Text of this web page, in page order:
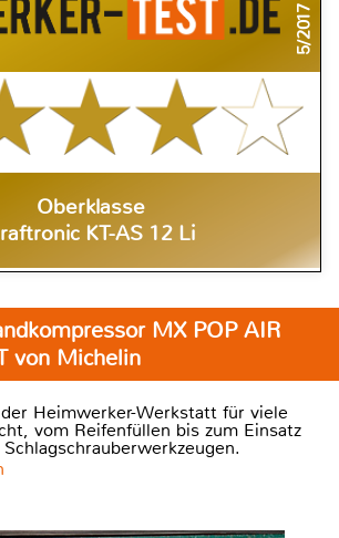
5/2017
Oberklasse
KT-AS 12 Li
MX POP AIR
von Michelin
Heimwerker-Werkstatt für viele
vom Reifenfüllen bis zum Einsatz